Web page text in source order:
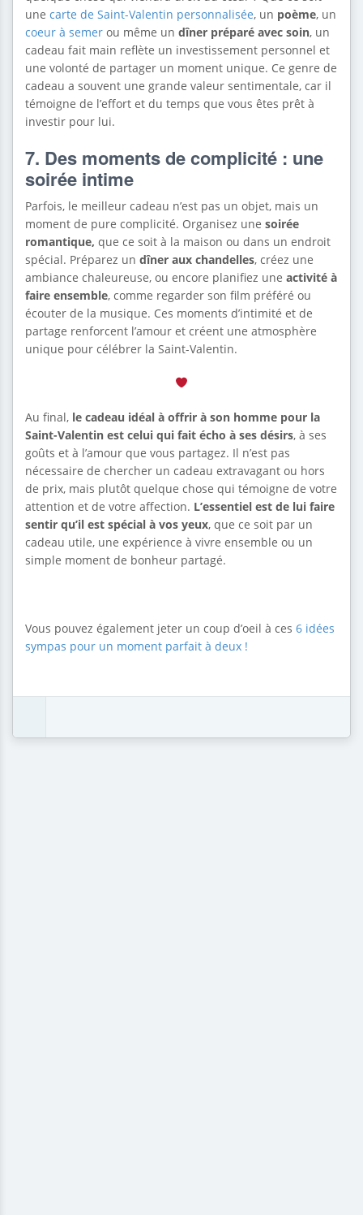
une carte de Saint-Valentin personnalisée, un poème, un
coeur à semer ou même un dîner préparé avec soin, un
cadeau fait main reflète un investissement personnel et
une volonté de partager un moment unique. Ce genre de
cadeau a souvent une grande valeur sentimentale, car il
témoigne de l’effort et du temps que vous êtes prêt à
investir pour lui.
7. Des moments de complicité : une
soirée intime
Parfois, le meilleur cadeau n’est pas un objet, mais un
moment de pure complicité. Organisez une soirée
romantique, que ce soit à la maison ou dans un endroit
spécial. Préparez un dîner aux chandelles, créez une
ambiance chaleureuse, ou encore planifiez une activité à
faire ensemble, comme regarder son film préféré ou
écouter de la musique. Ces moments d’intimité et de
partage renforcent l’amour et créent une atmosphère
unique pour célébrer la Saint-Valentin.
Au final, le cadeau idéal à offrir à son homme pour la
Saint-Valentin est celui qui fait écho à ses désirs, à ses
goûts et à l’amour que vous partagez. Il n’est pas
nécessaire de chercher un cadeau extravagant ou hors
de prix, mais plutôt quelque chose qui témoigne de votre
attention et de votre affection. L’essentiel est de lui faire
sentir qu’il est spécial à vos yeux, que ce soit par un
cadeau utile, une expérience à vivre ensemble ou un
simple moment de bonheur partagé.
Vous pouvez également jeter un coup d’oeil à ces 6 idées
sympas pour un moment parfait à deux !